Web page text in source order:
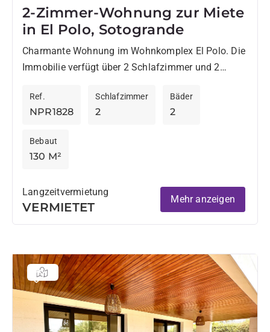
2-Zimmer-Wohnung zur Miete
in El Polo, Sotogrande
Charmante Wohnung im Wohnkomplex El Polo. Die
Immobilie verfügt über 2 Schlafzimmer und 2
einen Kamin und Zugang zu einer...
NPR1828
Ref.
2
Schlafzimmer
2
Bäder
130 M²
Bebaut
Langzeitvermietung
VERMIETET
Mehr anzeigen